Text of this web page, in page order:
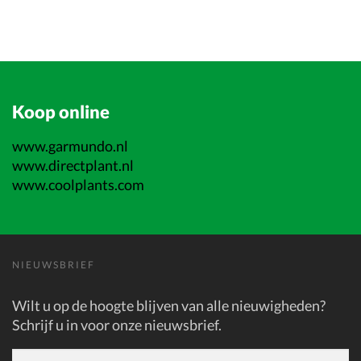
Koop online
www.garmundo.nl
www.directplant.nl
www.coolplants.com
NIEUWSBRIEF
Wilt u op de hoogte blijven van alle nieuwigheden?
Schrijf u in voor onze nieuwsbrief.